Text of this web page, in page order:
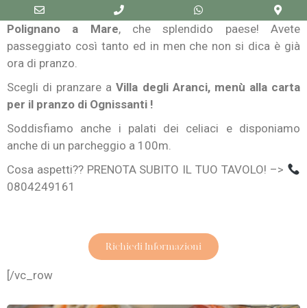
Polignano a Mare, che splendido paese! Avete
passeggiato così tanto ed in men che non si dica è già
ora di pranzo.
Scegli di pranzare a Villa degli Aranci, menù alla carta
per il pranzo di Ognissanti !
Soddisfiamo anche i palati dei celiaci e disponiamo
anche di un parcheggio a 100m.
Cosa aspetti?? PRENOTA SUBITO IL TUO TAVOLO! –>
0804249161
Richiedi Informazioni
[/vc_row